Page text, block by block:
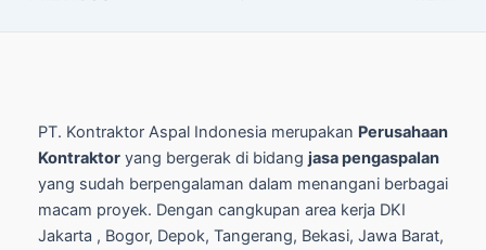
PT. Kontraktor Aspal Indonesia merupakan Perusahaan
Kontraktor yang bergerak di bidang jasa pengaspalan
yang sudah berpengalaman dalam menangani berbagai
macam proyek. Dengan cangkupan area kerja DKI
Jakarta , Bogor, Depok, Tangerang, Bekasi, Jawa Barat,